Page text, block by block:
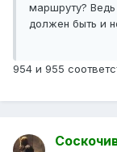
маршруту?
должен быть и
954 и 955